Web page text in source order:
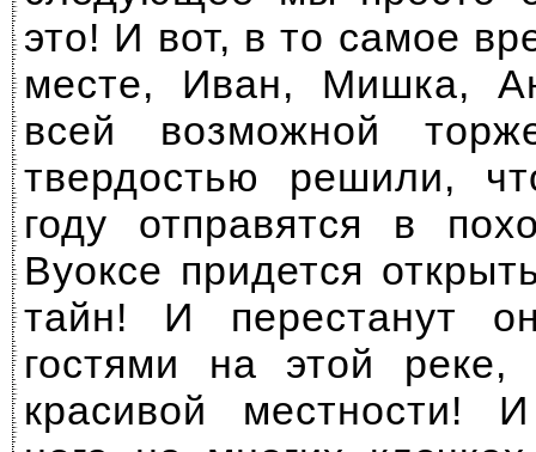
это! И вот, в то самое
месте, Иван, Мишка,
всей возможной
твердостью решили,
году отправятся в
Вуоксе придется
тайн! И перестанут
гостями на этой
красивой местности!